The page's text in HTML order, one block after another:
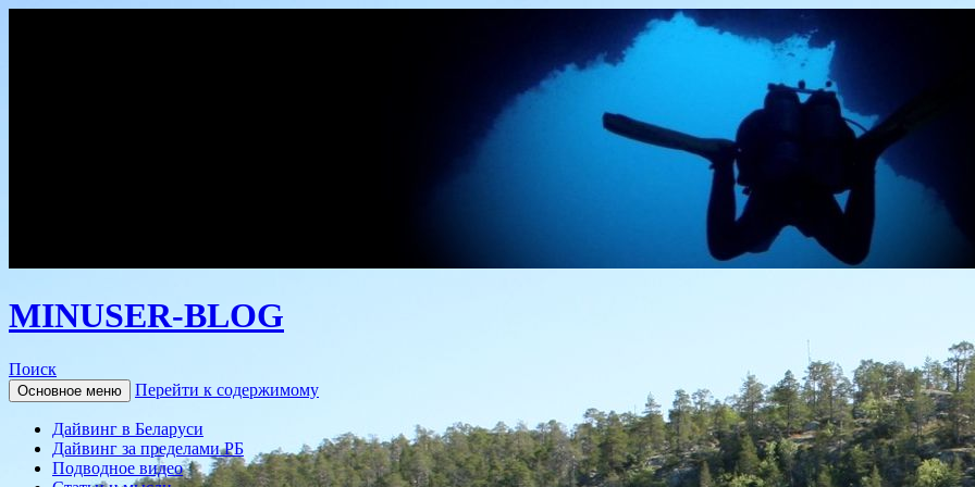
MINUSER-BLOG
Поиск
Основное меню Перейти к содержимому
Дайвинг в Беларуси
Дайвинг за пределами РБ
Подводное видео